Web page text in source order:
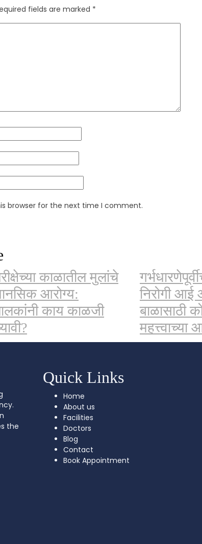
fields are marked *
browser for the next time I comment.
काळातील मुलांचे
आरोग्य:
काय काळजी
निरोगी आई
बाळासाठी
महत्त्वाच्या
the
Quick Links
Home
About us
Facilities
Doctors
Blog
Contact
Book Appointment